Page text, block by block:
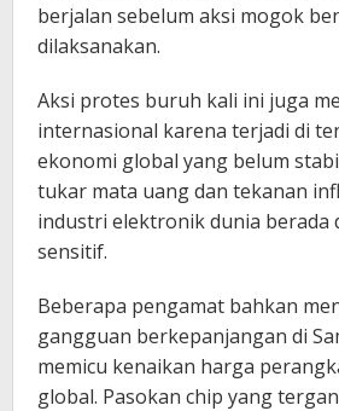
berjalan sebelum aksi mogok
dilaksanakan.
Aksi protes buruh kali ini juga
internasional karena terjadi di
ekonomi global yang belum
tukar mata uang dan tekanan
industri elektronik dunia berada
sensitif.
Beberapa pengamat bahkan
gangguan berkepanjangan di
memicu kenaikan harga
global. Pasokan chip yang